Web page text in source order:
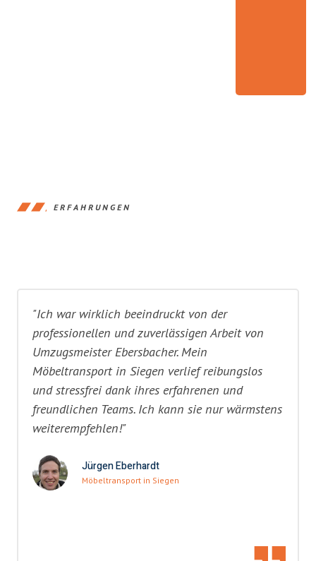
ERFAHRUNGEN
"Ich war wirklich beeindruckt von der
professionellen und zuverlässigen Arbeit von
Umzugsmeister Ebersbacher. Mein
Möbeltransport in Siegen verlief reibungslos
und stressfrei dank ihres erfahrenen und
freundlichen Teams. Ich kann sie nur wärmstens
weiterempfehlen!"
Jürgen Eberhardt
Möbeltransport in Siegen